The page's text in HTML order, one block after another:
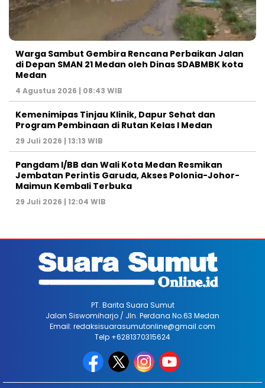
Warga Sambut Gembira Rencana Perbaikan Jalan
di Depan SMAN 21 Medan oleh Dinas SDABMBK kota
Medan
4 Agustus 2026 | 08:43 WIB
Kemenimipas Tinjau Klinik, Dapur Sehat dan
Program Pembinaan di Rutan Kelas I Medan
29 Juli 2026 | 13:13 WIB
Pangdam I/BB dan Wali Kota Medan Resmikan
Jembatan Perintis Garuda, Akses Polonia-Johor-
Maimun Kembali Terbuka
29 Juli 2026 | 12:04 WIB
PT. Barita Suara Sumut
Jalan Siswomiharjo / Jln. Perdana No.63 Medan
Email: redaksisuarasumutonline@gmail.com
Telp +6281370315624